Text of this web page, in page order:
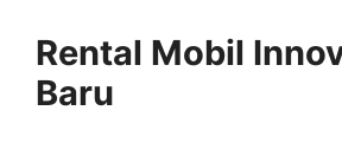
Rental Mobil
Baru